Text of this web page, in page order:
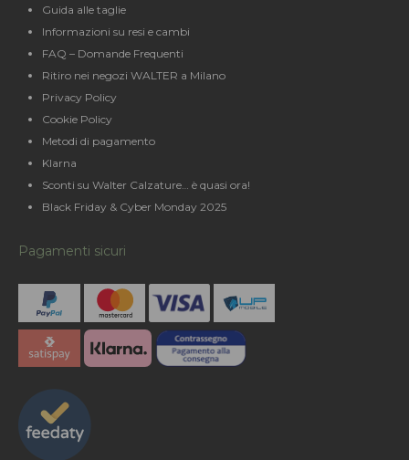
Guida alle taglie
Informazioni su resi e cambi
FAQ – Domande Frequenti
Ritiro nei negozi WALTER a Milano
Privacy Policy
Cookie Policy
Metodi di pagamento
Klarna
Sconti su Walter Calzature… è quasi ora!
Black Friday & Cyber Monday 2025
Pagamenti sicuri